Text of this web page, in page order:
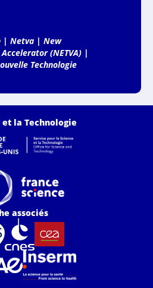
| Netva| New
(NETVA)|
Technologie
la Technologie
associés